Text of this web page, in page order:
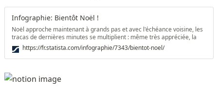
Infographie: Bientôt Noël !
Noël approche maintenant à grands pas et avec l'échéance voisine, les
tracas de dernières minutes se multiplient : même très appréciée, la
fête est en effet synonyme de stress pour près de 30 % des Français.
https://fr.statista.com/infographie/7343/bientot-noel/